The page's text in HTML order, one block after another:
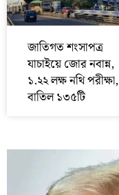
জাতিগত শংসাপত্র
যাচাইয়ে জোর নবান্ন,
১.২২ লক্ষ নথি পরীক্ষা,
বাতিল ১৩৫টি